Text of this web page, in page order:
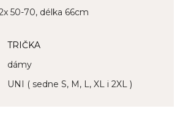
50-70, délka 66cm
TRIČKA
dámy
UNI ( sedne S, M, L, XL i 2XL )